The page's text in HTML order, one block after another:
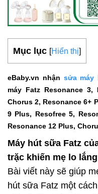
Mục lục [Hiển thị]
eBaby.vn nhận sửa máy
máy Fatz Resonance 3,
Chorus 2, Resonance 6+
9 Plus, Resofree 5,
Resonance 12 Plus,
Máy hút sữa Fatz
trặc khiến mẹ lo
Bài viết này sẽ giúp
hút sữa Fatz một